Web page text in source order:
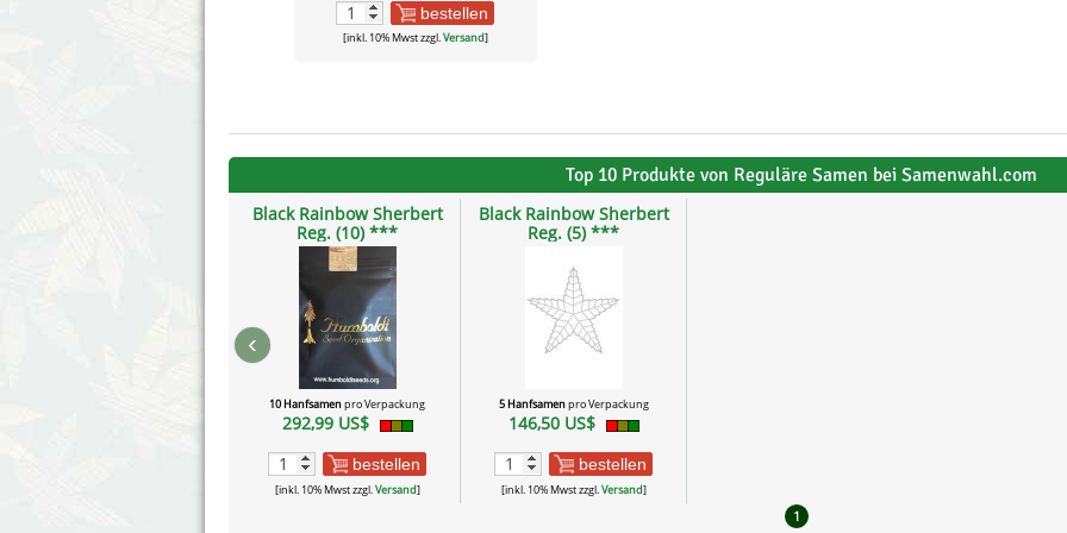
bestellen
[inkl. 10% Mwst zzgl.Versand]
Top 10 Produkte von Reguläre Samen bei Samenwahl.com
Black Rainbow Sherbert
Reg. (10) ***
10 Hanfsamenpro Verpackung
292,99 US$
bestellen
[inkl. 10% Mwst zzgl.Versand]
Black Rainbow Sherbert
Reg. (5) ***
5 Hanfsamenpro Verpackung
146,50 US$
bestellen
[inkl. 10% Mwst zzgl.Versand]
‹
1